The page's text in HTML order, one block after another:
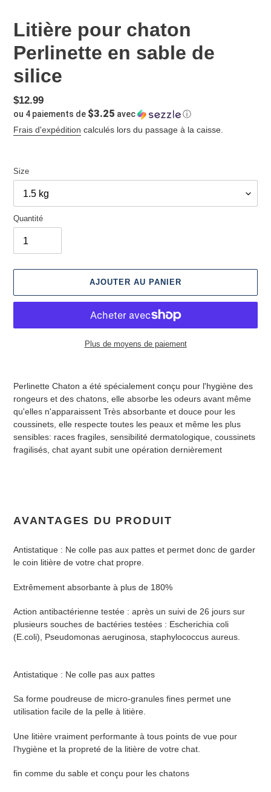
Litière pour chaton
Perlinette en sable de
silice
Prix
normal
$12.99
ou 4 paiements de $3.25 avec
ⓘ
Frais d'expédition calculés lors du passage à la caisse.
Size
Quantité
AJOUTER AU PANIER
Plus de moyens de paiement
votre
Perlinette Chaton a été spécialement conçu pour l'hygiène des
rongeurs et des chatons, elle absorbe les odeurs avant même
qu'elles n'apparaissent Très absorbante et douce pour les
coussinets, elle respecte toutes les peaux et même les plus
sensibles: races fragiles, sensibilité dermatologique, coussinets
fragilisés, chat ayant subit une opération dernièrement
AVANTAGES DU PRODUIT
Antistatique : Ne colle pas aux pattes et permet donc de garder
le coin litière de votre chat propre.
Extrêmement absorbante à plus de 180%
Action antibactérienne testée : après un suivi de 26 jours sur
plusieurs souches de bactéries testées : Escherichia coli
(E.coli), Pseudomonas aeruginosa, staphylococcus aureus.
Antistatique : Ne colle pas aux pattes
Sa forme poudreuse de micro-granules fines permet une
utilisation facile de la pelle à litière.
Une litière vraiment performante à tous points de vue pour
l’hygiène et la propreté de la litière de votre chat.
fin comme du sable et conçu pour les chatons